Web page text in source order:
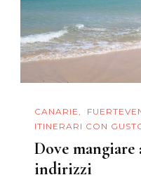
CANARIE
ITINERARI CON
Dove mangiare
indirizzi